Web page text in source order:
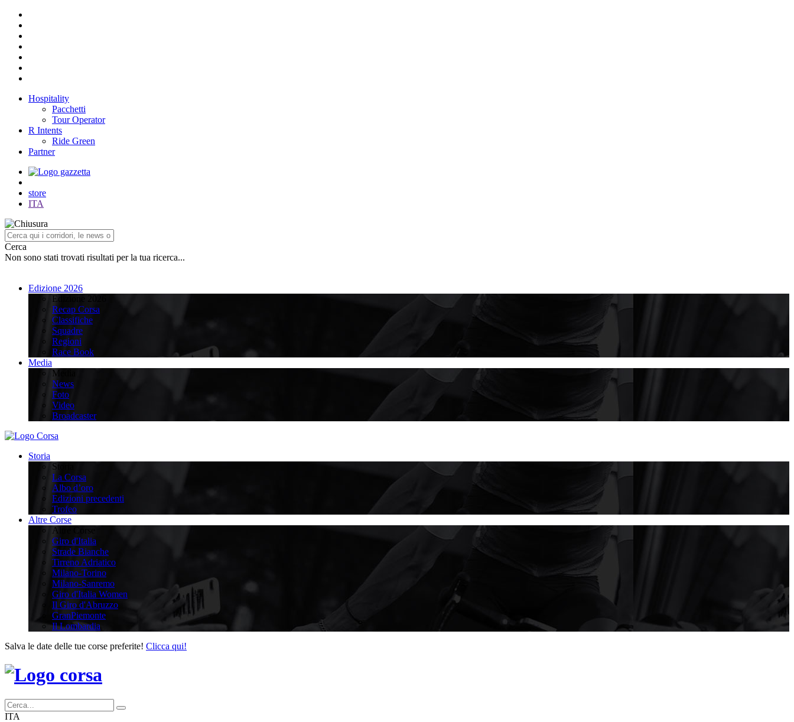
Hospitality
Pacchetti
Tour Operator
R Intents
Ride Green
Partner
store
ITA
Cerca
Non sono stati trovati risultati per la tua ricerca...
Edizione 2026
Edizione 2026
Recap Corsa
Classifiche
Squadre
Regioni
Race Book
Media
Media
News
Foto
Video
Broadcaster
Storia
Storia
La Corsa
Albo d’oro
Edizioni precedenti
Trofeo
Altre Corse
Altre Corse
Giro d'Italia
Strade Bianche
Tirreno Adriatico
Milano-Torino
Milano-Sanremo
Giro d'Italia Women
Il Giro d'Abruzzo
GranPiemonte
Il Lombardia
Salva le date delle tue corse preferite! Clicca qui!
ITA